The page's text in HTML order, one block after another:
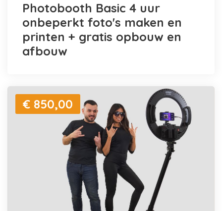
Photobooth Basic 4 uur
onbeperkt foto's maken en
printen + gratis opbouw en
afbouw
€ 850,00